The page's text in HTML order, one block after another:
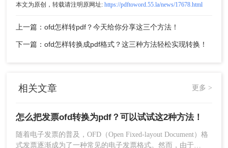
PDF，即可实现转换。下面以转转大师在线转换工
操作如下：
1、打开在线OFD转PDF网址：
本文为原创，转载请注明原网址: https://pdftoword.55.la/news/17678.html
上一篇：ofd怎样转pdf？今天给你分享这三个方法！
下一篇：ofd怎样转换成pdf格式？这三种方法轻松实现转换！
相关文章 更多 >
怎么把发票ofd转换为pdf？可以试试这2种方法！
随着电子发票的普及，OFD（Open Fixed-layout Document）格
式发票逐渐成为了一种常见的电子发票格式。然而，由于